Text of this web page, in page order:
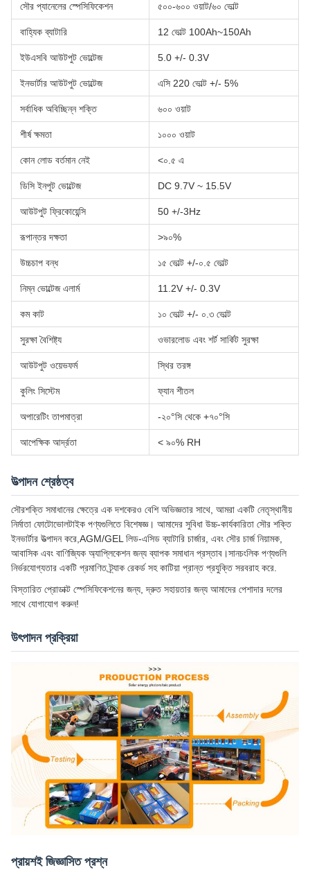
সৌর প্যানেলের স্পেসিফিকেশন ৫০০-৬০০ ওয়াট/৬০ ভোল্ট
বাহ্যিক ব্যাটারি 12 ভোল্ট 100Ah~150Ah
ইউএসবি আউটপুট ভোল্টেজ 5.0 +/- 0.3V
ইনভার্টার আউটপুট ভোল্টেজ এসি 220 ভোল্ট +/- 5%
সর্বাধিক অবিচ্ছিন্ন শক্তি ৬০০ ওয়াট
শীর্ষ ক্ষমতা ১০০০ ওয়াট
কোন লোড বর্তমান নেই <০.৫ এ
ডিসি ইনপুট ভোল্টেজ DC 9.7V ~ 15.5V
আউটপুট ফ্রিকোয়েন্সি 50 +/-3Hz
রূপান্তর দক্ষতা >৯০%
উচ্চচাপ বন্ধ ১৫ ভোল্ট +/-০.৫ ভোল্ট
নিম্ন ভোল্টেজ এলার্ম 11.2V +/- 0.3V
কম কাট ১০ ভোল্ট +/- ০.৩ ভোল্ট
সুরক্ষা বৈশিষ্ট্য ওভারলোড এবং শর্ট সার্কিট সুরক্ষা
আউটপুট ওয়েভফর্ম স্থির তরঙ্গ
কুলিং সিস্টেম ফ্যান শীতল
অপারেটিং তাপমাত্রা -২০°সি থেকে +৭০°সি
আপেক্ষিক আর্দ্রতা < ৯০% RH
উত্পাদন শ্রেষ্ঠত্ব
সৌরশক্তি সমাধানের ক্ষেত্রে এক দশকেরও বেশি অভিজ্ঞতার সাথে, আমরা একটি নেতৃস্থানীয়
নির্মাতা ফোটোভোলটাইক পণ্যগুলিতে বিশেষজ্ঞ। আমাদের সুবিধা উচ্চ-কার্যকারিতা সৌর শক্তি
ইনভার্টার উত্পাদন করে,AGM/GEL লিড-এসিড ব্যাটারি চার্জার, এবং সৌর চার্জ নিয়ামক,
আবাসিক এবং বাণিজ্যিক অ্যাপ্লিকেশন জন্য ব্যাপক সমাধান প্রস্তাব।সানচংলিক পণ্যগুলি
নির্ভরযোগ্যতার একটি প্রমাণিত ট্র্যাক রেকর্ড সহ কাটিয়া প্রান্ত প্রযুক্তি সরবরাহ করে.
বিস্তারিত প্রোডাক্ট স্পেসিফিকেশনের জন্য, দ্রুত সহায়তার জন্য আমাদের পেশাদার দলের
সাথে যোগাযোগ করুন!
উৎপাদন প্রক্রিয়া
প্রায়শই জিজ্ঞাসিত প্রশ্ন